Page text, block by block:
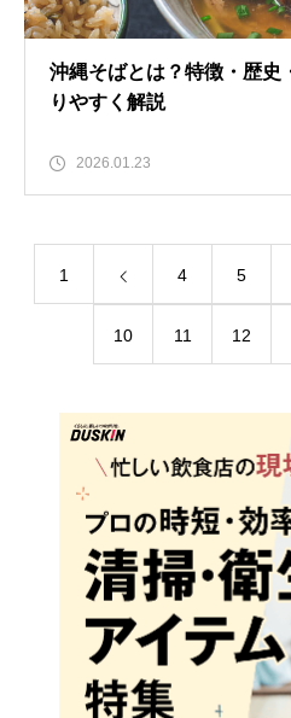
沖縄そばとは？特徴・歴史
りやすく解説
2026.01.23
1 4 5
10 11 12